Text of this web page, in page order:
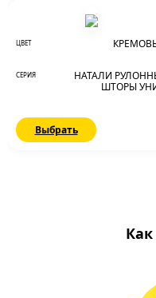
ЦВЕТ
СЕРИЯ
НАТАЛИ
ШТОРЫ
Выбрать
Как